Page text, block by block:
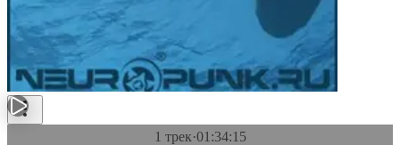
1 трек·01:34:15